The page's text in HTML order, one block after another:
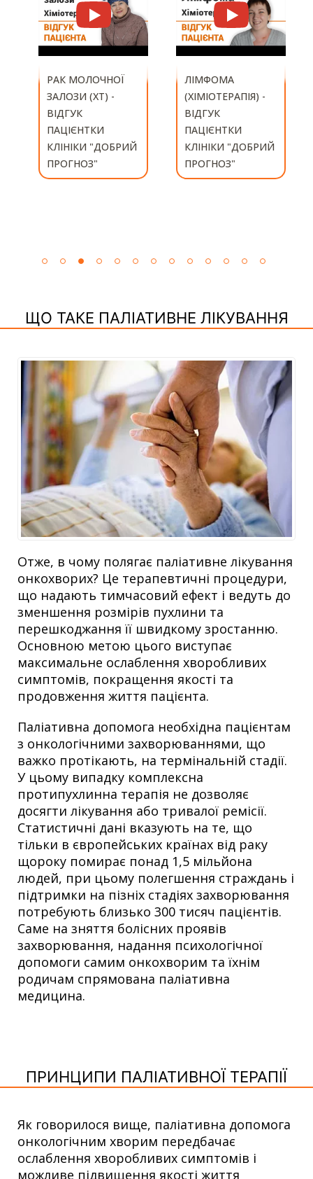
ЛІМФОМА
(ХІМІОТЕРАПІЯ) -
ВІДГУК
ПАЦІЄНТКИ
КЛІНІКИ "ДОБРИЙ
ПРОГНОЗ"
ОНКОЛОГІЧНИЙ
СТАЦІОНАР -
ВІДГУК
ПАЦІЄНТКИ
КЛІНІКИ "ДОБРИЙ
ЩО ТАКЕ ПАЛІАТИВНЕ ЛІКУВАННЯ
Отже, в чому полягає паліативне лікування
онкохворих? Це терапевтичні процедури,
що надають тимчасовий ефект і ведуть до
зменшення розмірів пухлини та
перешкоджання її швидкому зростанню.
Основною метою цього виступає
максимальне ослаблення хворобливих
симптомів, покращення якості та
продовження життя пацієнта.
Паліативна допомога необхідна пацієнтам
з онкологічними захворюваннями, що
важко протікають, на термінальній стадії.
У цьому випадку комплексна
протипухлинна терапія не дозволяє
досягти лікування або тривалої ремісії.
Статистичні дані вказують на те, що
тільки в європейських країнах від раку
щороку помирає понад 1,5 мільйона
людей, при цьому полегшення страждань і
підтримки на пізніх стадіях захворювання
потребують близько 300 тисяч пацієнтів.
Саме на зняття болісних проявів
захворювання, надання психологічної
допомоги самим онкохворим та їхнім
родичам спрямована паліативна
медицина.
ПРИНЦИПИ ПАЛІАТИВНОЇ ТЕРАПІЇ
Як говорилося вище, паліативна допомога
онкологічним хворим передбачає
ослаблення хворобливих симптомів і
можливе підвищення якості життя